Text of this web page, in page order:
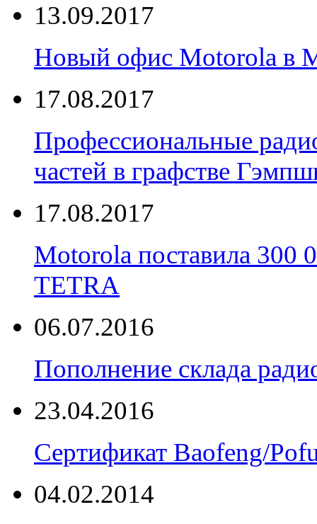
13.09.2017
Новый офис Motorola в
17.08.2017
Профессиональные
частей в графстве
17.08.2017
Motorola поставила
TETRA
06.07.2016
Пополнение склада
23.04.2016
Сертификат Baofeng/
04.02.2014